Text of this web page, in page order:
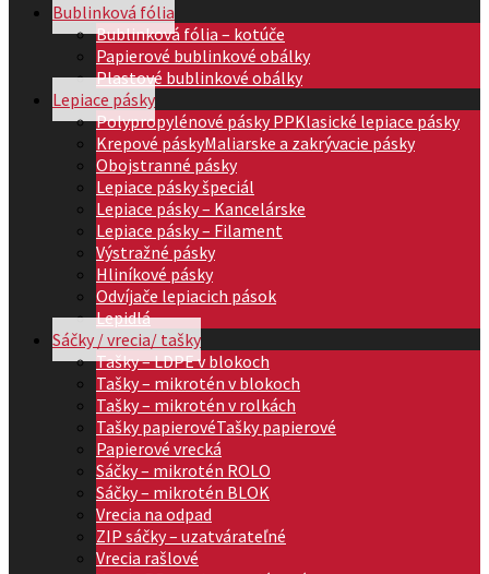
Bublinková fólia
Bublinková fólia – kotúče
Papierové bublinkové obálky
Plastové bublinkové obálky
Lepiace pásky
Polypropylénové pásky PPKlasické lepiace pásky
Krepové páskyMaliarske a zakrývacie pásky
Obojstranné pásky
Lepiace pásky špeciál
Lepiace pásky – Kancelárske
Lepiace pásky – Filament
Výstražné pásky
Hliníkové pásky
Odvíjače lepiacich pások
Lepidlá
Sáčky / vrecia/ tašky
Tašky – LDPE v blokoch
Tašky – mikrotén v blokoch
Tašky – mikrotén v rolkách
Tašky papierovéTašky papierové
Papierové vrecká
Sáčky – mikrotén ROLO
Sáčky – mikrotén BLOK
Vrecia na odpad
ZIP sáčky – uzatvárateľné
Vrecia rašlové